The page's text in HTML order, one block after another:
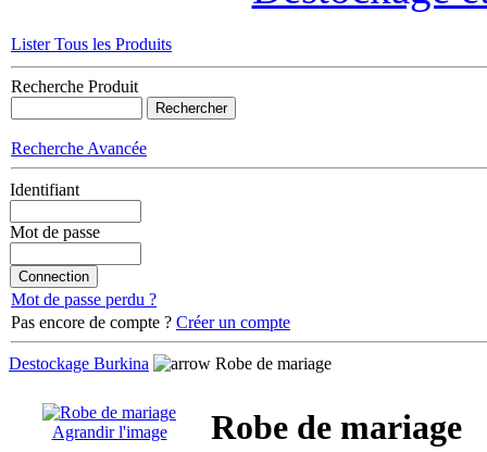
Lister Tous les Produits
Recherche Produit
Recherche Avancée
Identifiant
Mot de passe
Mot de passe perdu ?
Pas encore de compte ? Créer un compte
Destockage Burkina Robe de mariage
Agrandir l'image Robe de mariage